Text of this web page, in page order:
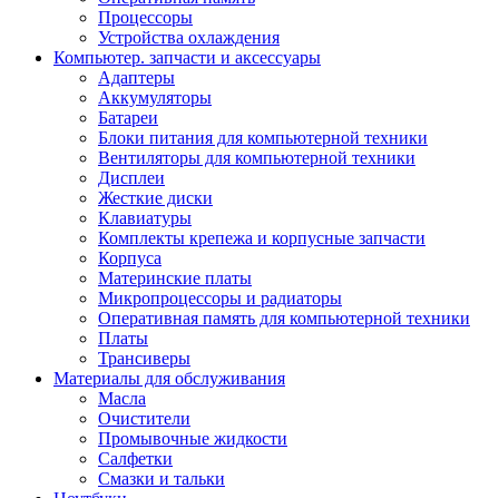
Процессоры
Устройства охлаждения
Компьютер. запчасти и аксессуары
Адаптеры
Аккумуляторы
Батареи
Блоки питания для компьютерной техники
Вентиляторы для компьютерной техники
Дисплеи
Жесткие диски
Клавиатуры
Комплекты крепежа и корпусные запчасти
Корпуса
Материнские платы
Микропроцессоры и радиаторы
Оперативная память для компьютерной техники
Платы
Трансиверы
Материалы для обслуживания
Масла
Очистители
Промывочные жидкости
Салфетки
Смазки и тальки